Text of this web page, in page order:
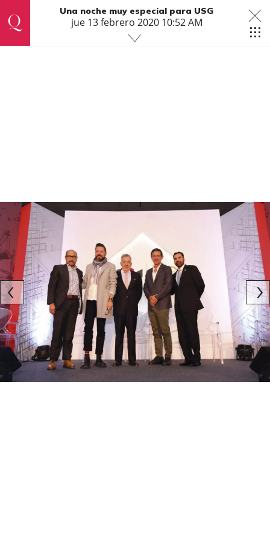
Una noche muy especial para USG
jue 13 febrero 2020 10:52 AM